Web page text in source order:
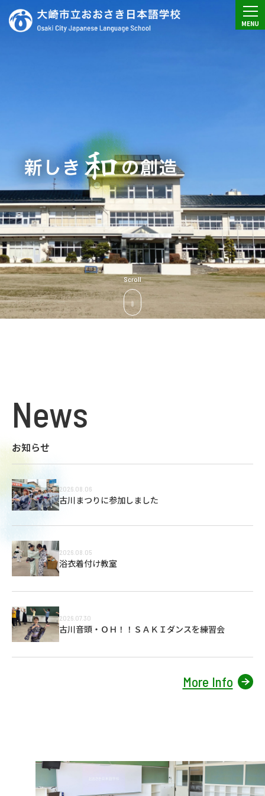
Scroll
News
お知らせ
2026.08.06
古川まつりに参加しました
2026.08.05
浴衣着付け教室
2026.07.30
古川音頭・ＯＨ！！ＳＡＫＩダンスを練習会
More Info